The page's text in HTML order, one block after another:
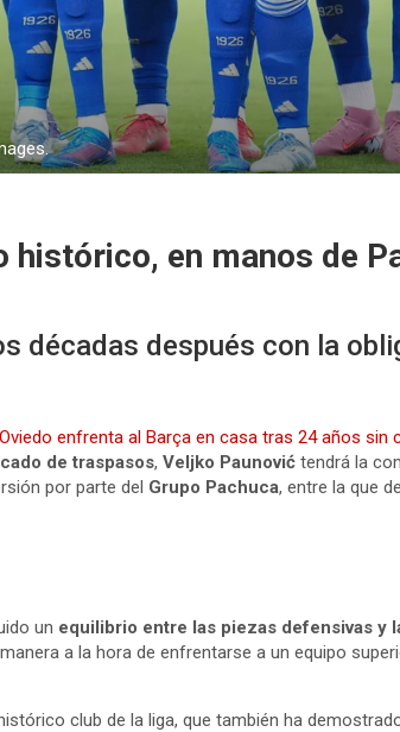
en manos de
décadas después con la
enfrenta al Barça en casa tras 24 años
de traspasos, Veljko Paunović tendrá la
por parte del Grupo Pachuca, entre la que
un equilibrio entre las piezas defensivas y
a la hora de enfrentarse a un equipo
club de la liga, que también ha